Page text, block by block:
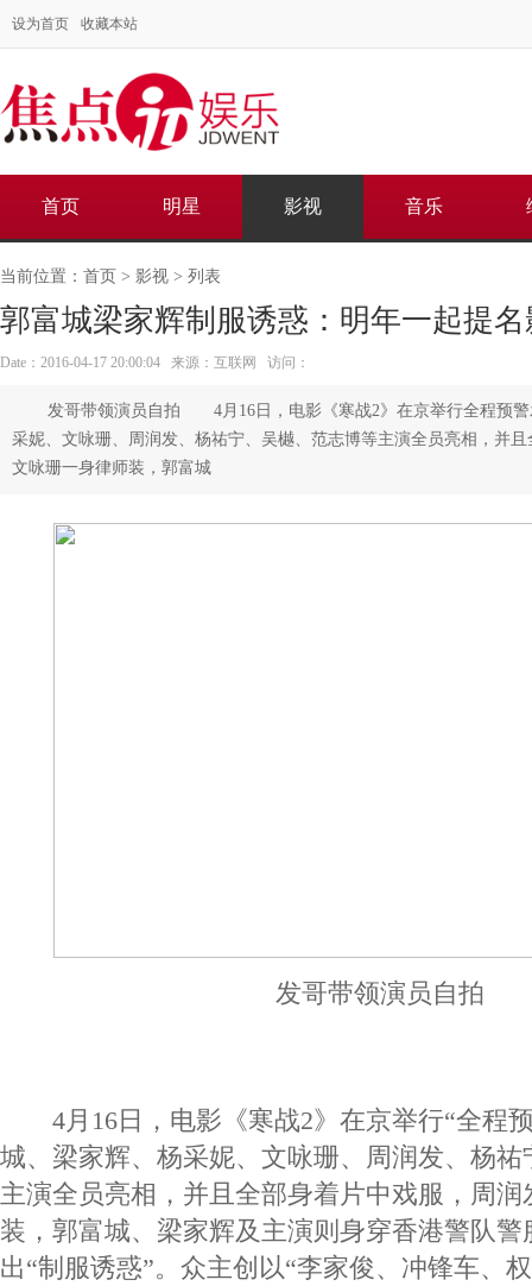
设为首页 收藏本站
首页 明星 影视 音乐
当前位置： 首页 > 影视 > 列表
郭富城梁家辉制服诱惑：明年一起提
Date：2016-04-17 20:00:04 来源：互联网 访问：
发哥带领演员自拍 4月16日，电影《寒战2》在京举行全程预警
采妮、文咏珊、周润发、杨祐宁、吴樾、范志博等主演全员亮相，并
文咏珊一身律师装，郭富城
发哥带领演员自拍
4月16日，电影《寒战2》在京举行“全程
城、梁家辉、杨采妮、文咏珊、周润发、杨
主演全员亮相，并且全部身着片中戏服，周
装，郭富城、梁家辉及主演则身穿香港警队
出“制服诱惑”。众主创以“李家俊、冲锋车、